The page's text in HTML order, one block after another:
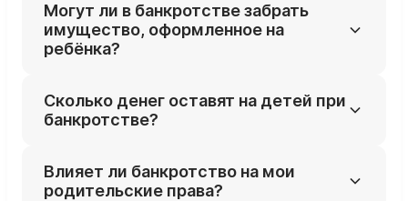
а закон отдельно защищает их интересы в
процедуре.
Могут ли в банкротстве забрать
имущество, оформленное на
ребёнка?
конкурсную массу и не обращают в счёт
долгов родителя, за исключением редких
Сколько денег оставят на детей при
банкротстве?
должника и на каждого ребёнка, с учётом
Влияет ли банкротство на мои
родительские права?